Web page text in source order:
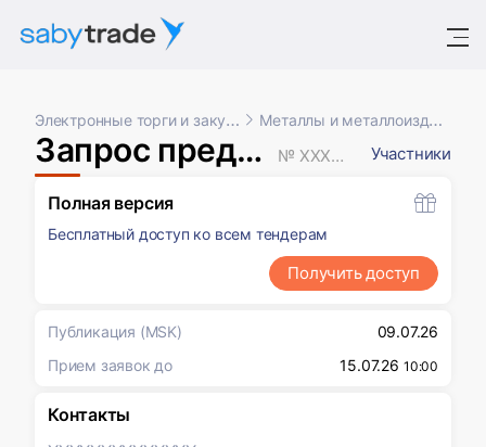
Электронные торги и закупки Металлы и металлоизделия
Запрос предложений № XXXXXXX Участники
Полная версия
Бесплатный доступ ко всем тендерам
Получить доступ
Публикация (MSK)
09.07.26
Прием заявок до
15.07.26 10:00
Контакты